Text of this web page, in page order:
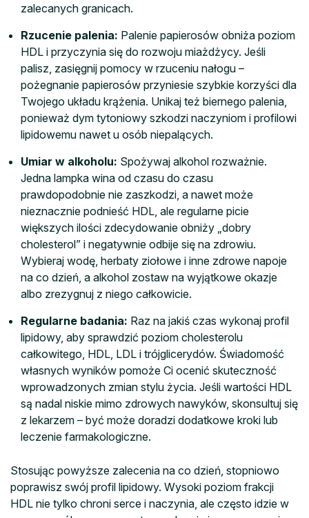
zalecanych granicach.
Rzucenie palenia: Palenie papierosów obniża poziom
HDL i przyczynia się do rozwoju miażdżycy. Jeśli
palisz, zasięgnij pomocy w rzuceniu nałogu –
pożegnanie papierosów przyniesie szybkie korzyści dla
Twojego układu krążenia. Unikaj też biernego palenia,
ponieważ dym tytoniowy szkodzi naczyniom i profilowi
lipidowemu nawet u osób niepalących.
Umiar w alkoholu: Spożywaj alkohol rozważnie.
Jedna lampka wina od czasu do czasu
prawdopodobnie nie zaszkodzi, a nawet może
nieznacznie podnieść HDL, ale regularne picie
większych ilości zdecydowanie obniży „dobry
cholesterol” i negatywnie odbije się na zdrowiu.
Wybieraj wodę, herbaty ziołowe i inne zdrowe napoje
na co dzień, a alkohol zostaw na wyjątkowe okazje
albo zrezygnuj z niego całkowicie.
Regularne badania: Raz na jakiś czas wykonaj profil
lipidowy, aby sprawdzić poziom cholesterolu
całkowitego, HDL, LDL i trójglicerydów. Świadomość
własnych wyników pomoże Ci ocenić skuteczność
wprowadzonych zmian stylu życia. Jeśli wartości HDL
są nadal niskie mimo zdrowych nawyków, skonsultuj się
z lekarzem – być może doradzi dodatkowe kroki lub
leczenie farmakologiczne.
Stosując powyższe zalecenia na co dzień, stopniowo
poprawisz swój profil lipidowy. Wysoki poziom frakcji
HDL nie tylko chroni serce i naczynia, ale często idzie w